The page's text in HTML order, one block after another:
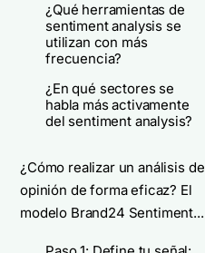
¿Qué herramientas de
sentiment analysis se
utilizan con más
frecuencia?
¿En qué sectores se
habla más activamente
del sentiment analysis?
¿Cómo realizar un análisis de
opinión de forma eficaz? El
modelo Brand24 Sentiment...